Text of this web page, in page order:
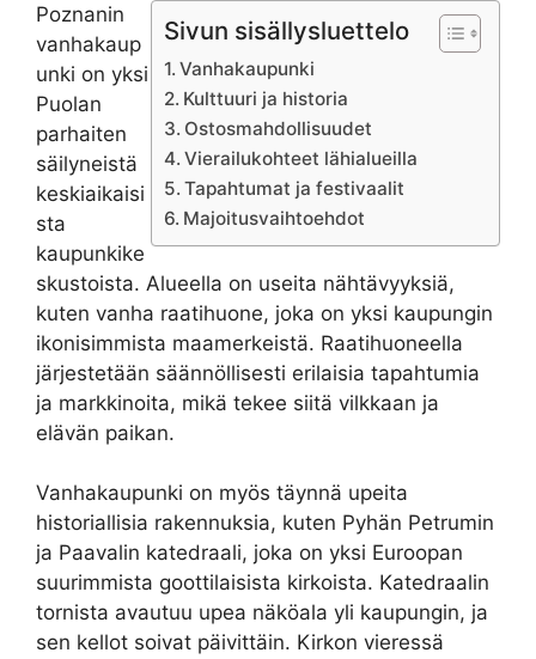
Sivun sisällysluettelo
Vanhakaupunki
Kulttuuri ja historia
Ostosmahdollisuudet
Vierailukohteet lähialueilla
Tapahtumat ja festivaalit
Majoitusvaihtoehdot
Poznanin
vanhakaup
unki on yksi
Puolan
parhaiten
säilyneistä
keskiaikaisi
sta
kaupunkike
skustoista. Alueella on useita nähtävyyksiä,
kuten vanha raatihuone, joka on yksi kaupungin
ikonisimmista maamerkeistä. Raatihuoneella
järjestetään säännöllisesti erilaisia tapahtumia
ja markkinoita, mikä tekee siitä vilkkaan ja
elävän paikan.
Vanhakaupunki on myös täynnä upeita
historiallisia rakennuksia, kuten Pyhän Petrumin
ja Paavalin katedraali, joka on yksi Euroopan
suurimmista goottilaisista kirkoista. Katedraalin
tornista avautuu upea näköala yli kaupungin, ja
sen kellot soivat päivittäin. Kirkon vieressä